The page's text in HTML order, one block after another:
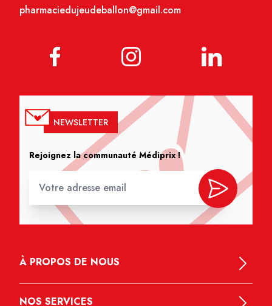
pharmaciedujeudeballon@gmail.com
NEWSLETTER
Rejoignez la communauté Médiprix !
À PROPOS DE NOUS
NOS SERVICES